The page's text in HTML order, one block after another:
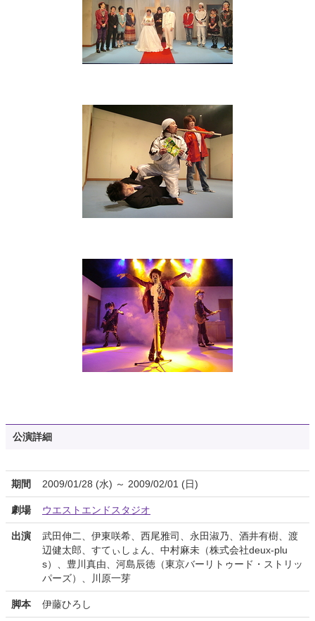
公演詳細
期間 2009/01/28 (水) ～ 2009/02/01 (日)
劇場 ウエストエンドスタジオ
出演
武田伸二、伊東咲希、西尾雅司、永田淑乃、酒井有樹、渡
辺健太郎、すてぃしょん、中村麻未（株式会社deux-plu
s）、豊川真由、河島辰徳（東京バーリトゥード・ストリッ
パーズ）、川原一芽
脚本 伊藤ひろし